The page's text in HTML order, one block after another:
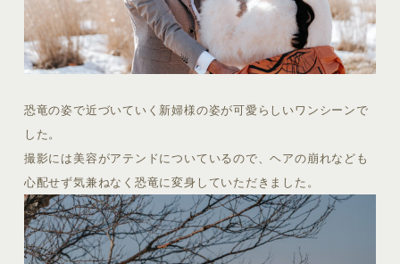
恐竜の姿で近づいていく新婦様の姿が可愛らしいワンシーンで
した。
撮影には美容がアテンドについているので、ヘアの崩れなども
心配せず気兼ねなく恐竜に変身していただきました。